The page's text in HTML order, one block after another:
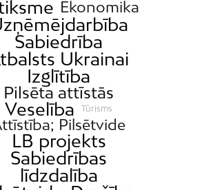
Ekonomika
Sabiedrība
Ukrainai
Izglītība
Pilsēta attīstās
Veselība Tūrisms
Pilsētvide
LB projekts
Sabiedrības
līdzdalība